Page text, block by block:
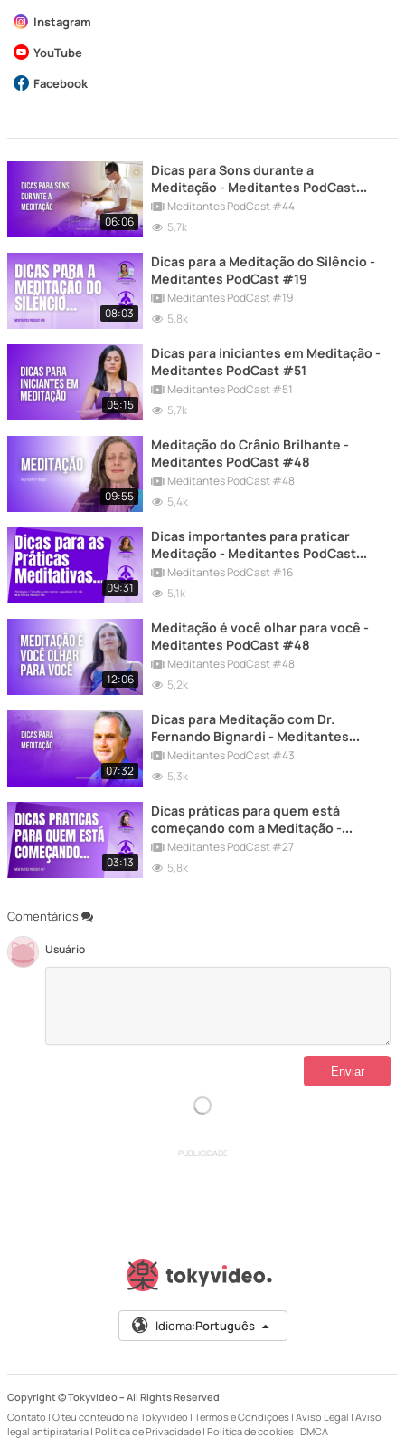
Instagram
YouTube
Facebook
Comentários
Usuário
06:06
Dicas para Sons durante a
Meditação - Meditantes PodCast
#44Meditantes PodCast #44
5,7k
08:03
Dicas para a Meditação do Silêncio -
Meditantes PodCast #19
Meditantes PodCast #19
5,8k
05:15
Dicas para iniciantes em Meditação -
Meditantes PodCast #51
Meditantes PodCast #51
5,7k
09:55
Meditação do Crânio Brilhante -
Meditantes PodCast #48
Meditantes PodCast #48
5,4k
09:31
Dicas importantes para praticar
Meditação - Meditantes PodCast
#16Meditantes PodCast #16
5,1k
12:06
Meditação é você olhar para você -
Meditantes PodCast #48
Meditantes PodCast #48
5,2k
07:32
Dicas para Meditação com Dr.
Fernando Bignardi - Meditantes
PodCast #43
Meditantes PodCast #43
5,3k
03:13
Dicas práticas para quem está
começando com a Meditação -
Meditantes PodCast #27
Meditantes PodCast #27
5,8k
PUBLICIDADE
Idioma:Português
Copyright © Tokyvideo – All Rights Reserved
Contato | O teu conteúdo na Tokyvideo | Termos e Condições | Aviso Legal | Aviso
legal antipirataria | Política de Privacidade | Política de cookies | DMCA